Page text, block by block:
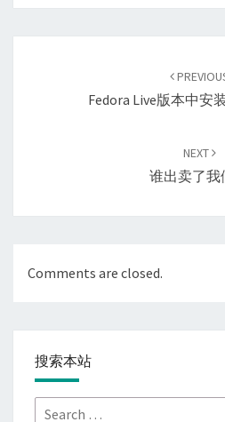
Fedora Live版本中安
NEXT
谁出卖了我
Comments are closed.
搜索本站
Search